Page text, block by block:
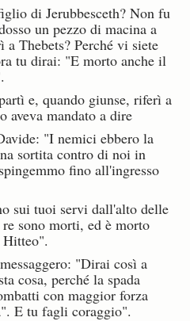
di Jerubbesceth? Non fu
un pezzo di macina a
Thebets? Perché vi siete
tu dirai: "E morto anche il
e, quando giunse, riferì a
aveva mandato a dire
"I nemici ebbero la
sortita contro di noi in
fino all'ingresso
sui tuoi servi dall'alto delle
sono morti, ed è morto
"Dirai così a
cosa, perché la spada
con maggior forza
E tu fagli coraggio".